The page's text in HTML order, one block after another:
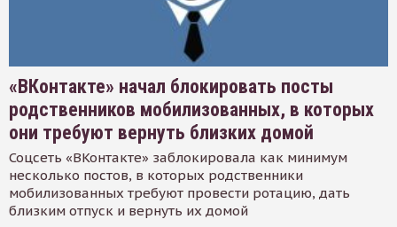
«ВКонтакте» начал блокировать посты
родственников мобилизованных, в которых
они требуют вернуть близких домой
Соцсеть «ВКонтакте» заблокировала как минимум
несколько постов, в которых родственники
мобилизованных требуют провести ротацию, дать
близким отпуск и вернуть их домой